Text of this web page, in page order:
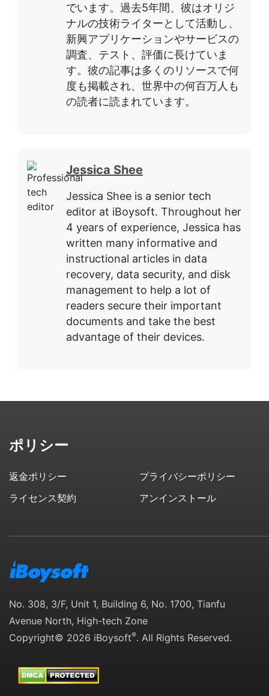
でいます。過去5年間、彼はオリジ
ナルの技術ライターとして活動し、
新興アプリケーションやサービスの
調査、テスト、評価に長けていま
す。彼の記事は多くのリソースで何
度も掲載され、世界中の何百万人も
の読者に読まれています。
Jessica Shee
Jessica Shee is a senior tech
editor at iBoysoft. Throughout her
4 years of experience, Jessica has
written many informative and
instructional articles in data
recovery, data security, and disk
management to help a lot of
readers secure their important
documents and take the best
advantage of their devices.
ポリシー
返金ポリシー
プライバシーポリシー
ライセンス契約
アンインストール
No. 308, 3/F, Unit 1, Building 6, No. 1700, Tianfu
Avenue North, High-tech Zone
Copyright© 2026 iBoysoft®. All Rights Reserved.